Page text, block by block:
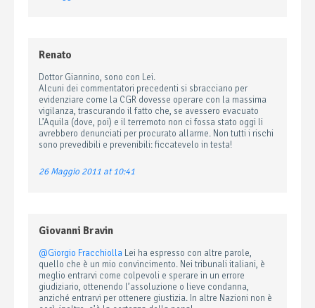
Renato
Dottor Giannino, sono con Lei.
Alcuni dei commentatori precedenti si sbracciano per
evidenziare come la CGR dovesse operare con la massima
vigilanza, trascurando il fatto che, se avessero evacuato
L’Aquila (dove, poi) e il terremoto non ci fossa stato oggi li
avrebbero denunciati per procurato allarme. Non tutti i rischi
sono prevedibili e prevenibili: ficcatevelo in testa!
26 Maggio 2011 at 10:41
Giovanni Bravin
@Giorgio Fracchiolla Lei ha espresso con altre parole,
quello che è un mio convincimento. Nei tribunali italiani, è
meglio entrarvi come colpevoli e sperare in un errore
giudiziario, ottenendo l’assoluzione o lieve condanna,
anziché entrarvi per ottenere giustizia. In altre Nazioni non è